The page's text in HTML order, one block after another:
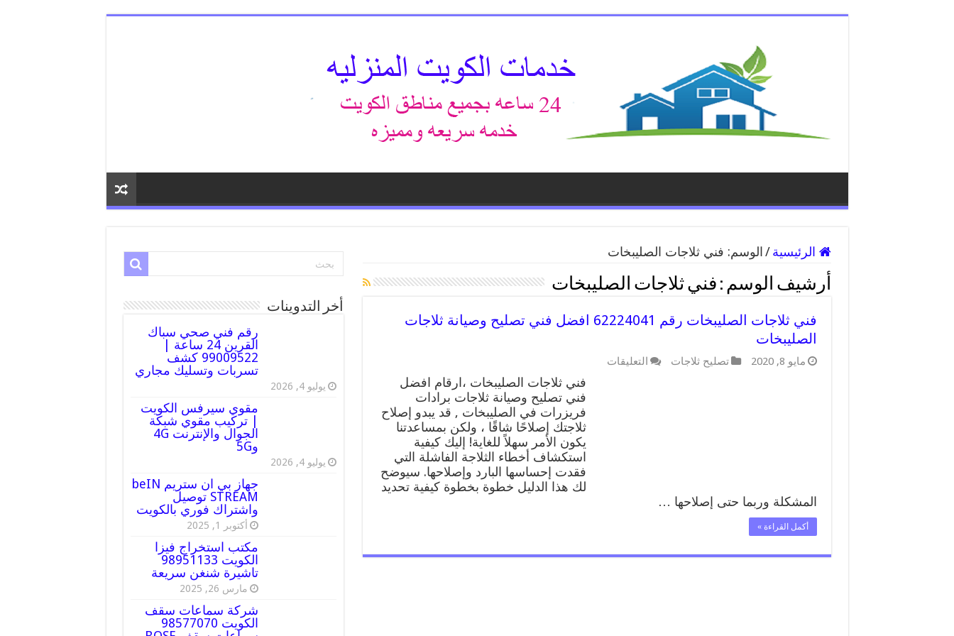
الرئيسية / الوسم: فني ثلاجات الصليبخات
أرشيف الوسم : فني ثلاجات الصليبخات
فني ثلاجات الصليبخات رقم 62224041 افضل فني تصليح وصيانة ثلاجات
الصليبخات
مايو 8, 2020 تصليح ثلاجات التعليقات
ثلاجات
الصليبخات
62224041
افضل
تصليح
وصيانة
ثلاجات
فني ثلاجات الصليبخات ،ارقام افضل
فني تصليح وصيانة ثلاجات برادات
فريزرات في الصليبخات , قد يبدو إصلاح
ثلاجتك إصلاحًا شاقًا ، ولكن بمساعدتنا
يكون الأمر سهلاً للغاية! إليك كيفية
استكشاف أخطاء الثلاجة الفاشلة التي
فقدت إحساسها البارد وإصلاحها. سيوضح
لك هذا الدليل خطوة بخطوة كيفية تحديد
المشكلة وربما حتى إصلاحها …
أكمل القراءة »
أخر التدوينات
رقم فني صحي سباك
القرين 24 ساعة |
99009522 كشف
تسربات وتسليك مجاري
يوليو 4, 2026
مقوي سيرفس الكويت
| تركيب مقوي شبكة
الجوال والإنترنت 4G
و5G
يوليو 4, 2026
جهاز بي ان ستريم beIN
STREAM توصيل
واشتراك فوري بالكويت
أكتوبر 1, 2025
مكتب استخراج فيزا
الكويت 98951133
تاشيرة شنغن سريعة
مارس 26, 2025
شركة سماعات سقف
الكويت 98577070